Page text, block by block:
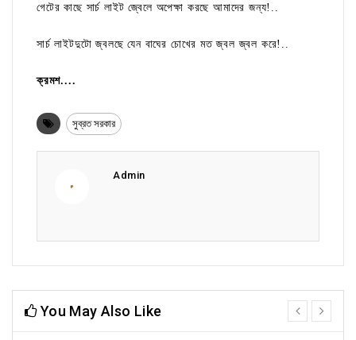
গেটের কাছে সার্চ লাইট জ্বেলে অপেক্ষা করছে আমাদের জন্য!..
সার্চ লাইটদুটো জ্বলছে যেন বাঘের চোখের মত জ্বল জ্বল করে!..
ক্রমশ....
সুব্রত সরকার
Admin
You May Also Like
prev